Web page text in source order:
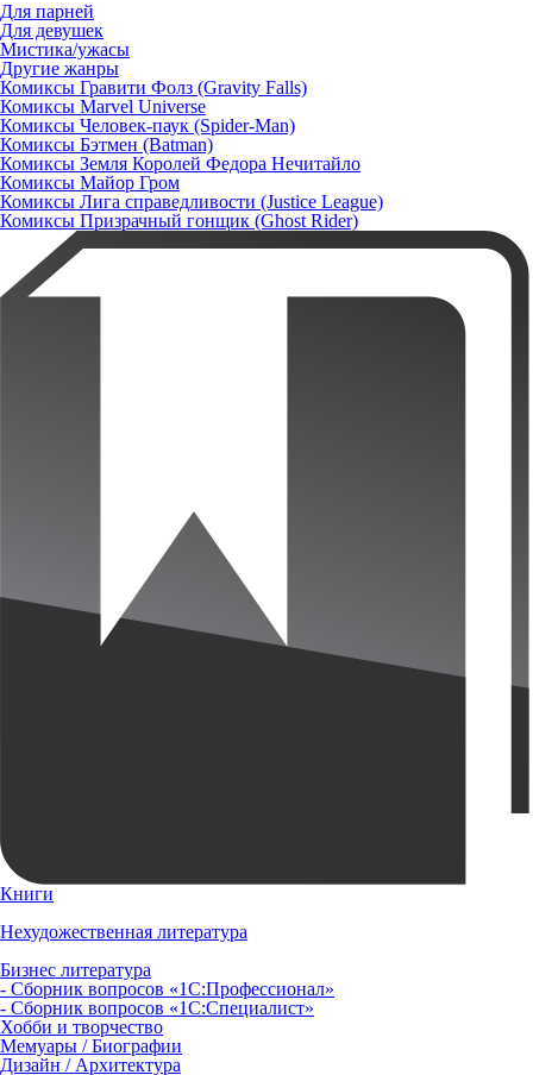
Для парней
Для девушек
Мистика/ужасы
Другие жанры
Комиксы Гравити Фолз (Gravity Falls)
Комиксы Marvel Universe
Комиксы Человек-паук (Spider-Man)
Комиксы Бэтмен (Batman)
Комиксы Земля Королей Федора Нечитайло
Комиксы Майор Гром
Комиксы Лига справедливости (Justice League)
Комиксы Призрачный гонщик (Ghost Rider)
Книги
Нехудожественная литература
Бизнес литература
- Сборник вопросов «1С:Профессионал»
- Сборник вопросов «1С:Специалист»
Хобби и творчество
Мемуары / Биографии
Дизайн / Архитектура